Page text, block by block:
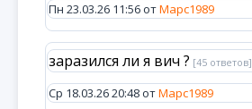
Пн 23.03.26 11:56 отМарс1989
заразился ли я вич ? [45 ответов]
Ср 18.03.26 20:48 отМарс1989